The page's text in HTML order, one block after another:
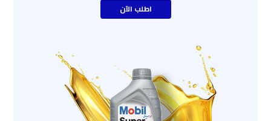
اطلب الآن